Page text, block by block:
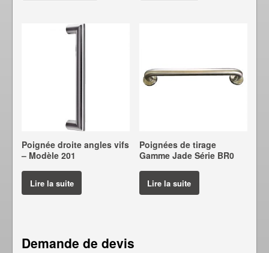
Poignée droite angles vifs
– Modèle 201
Lire la suite
Poignées de tirage
Gamme Jade Série BR0
Lire la suite
Demande de devis